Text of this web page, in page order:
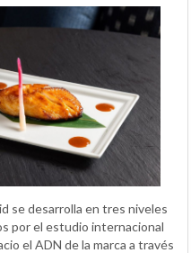
se desarrolla en tres niveles
por el estudio internacional
el ADN de la marca a través